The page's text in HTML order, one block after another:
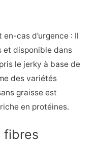
cas d’urgence : Il
et disponible dans
le jerky à base de
des variétés
graisse est
en protéines.
fibres